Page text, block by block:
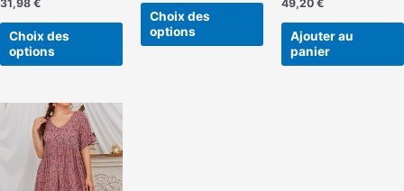
31,98 €
Choix des
options
la
page
du
Choix des
options
page
49,20 €
Ajouter au
panier